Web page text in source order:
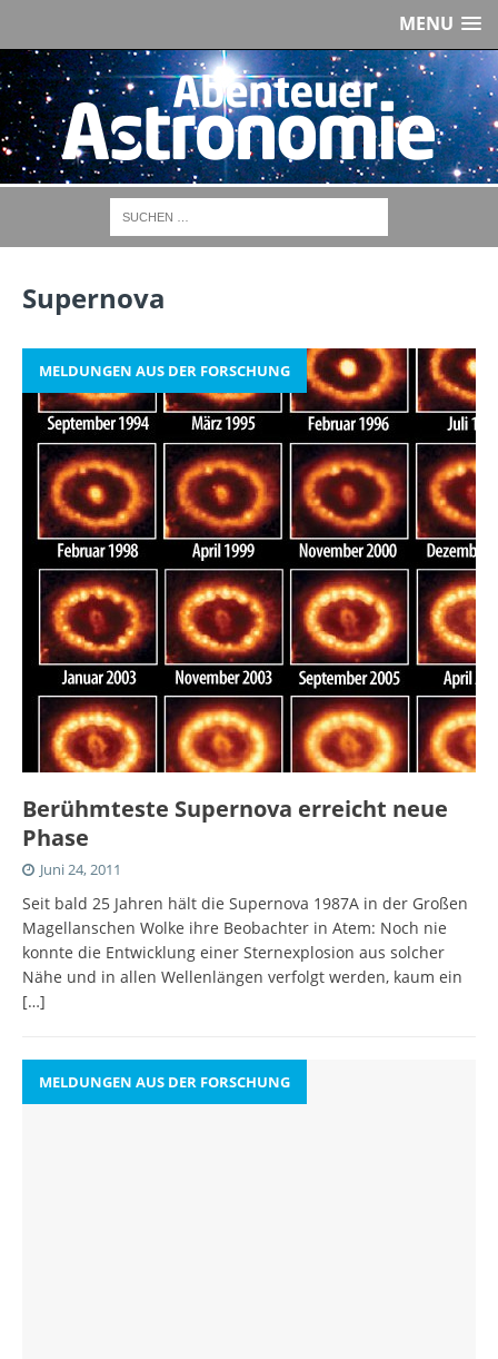
MENU
Supernova
MELDUNGEN AUS DER FORSCHUNG
Berühmteste Supernova erreicht neue
Phase
Juni 24, 2011
Seit bald 25 Jahren hält die Supernova 1987A in der Großen
Magellanschen Wolke ihre Beobachter in Atem: Noch nie
konnte die Entwicklung einer Sternexplosion aus solcher
Nähe und in allen Wellenlängen verfolgt werden, kaum ein
[…]
MELDUNGEN AUS DER FORSCHUNG